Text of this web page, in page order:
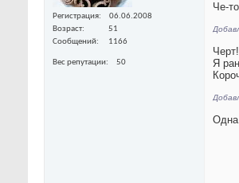
Регистрация
06.06.2008
Возраст
51
Сообщений
1166
Вес репутации 50
Че-
Я
Одна